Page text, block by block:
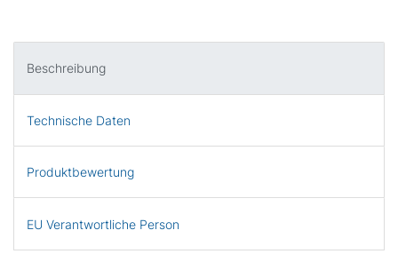
Beschreibung
Technische Daten
Produktbewertung
EU Verantwortliche Person